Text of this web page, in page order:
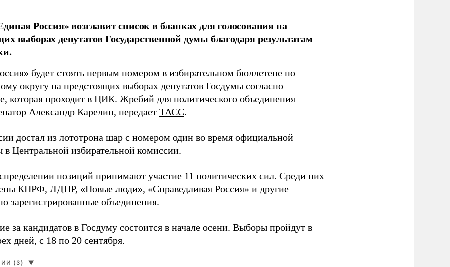
Россия» возглавит список в бланках для голосования на
выборах депутатов Государственной думы благодаря результатам
будет стоять первым номером в избирательном бюллетене по
округу на предстоящих выборах депутатов Госдумы согласно
которая проходит в ЦИК. Жребий для политического объединения
Александр Карелин, передает ТАСС.
достал из лототрона шар с номером один во время официальной
в Центральной избирательной комиссии.
позиций принимают участие 11 политических сил. Среди них
КПРФ, ЛДПР, «Новые люди», «Справедливая Россия» и другие
зарегистрированные объединения.
за кандидатов в Госдуму состоится в начале осени. Выборы пройдут в
дней, с 18 по 20 сентября.
(3) ▼